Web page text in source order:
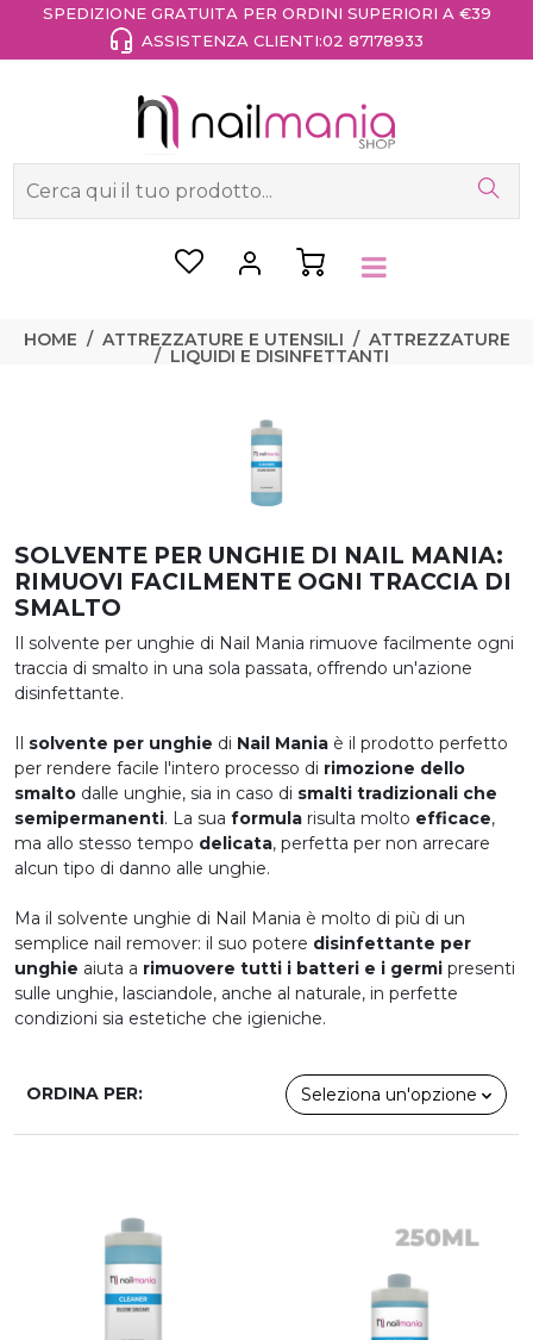
SPEDIZIONE GRATUITA PER ORDINI SUPERIORI A €39
ASSISTENZA CLIENTI:02 87178933
HOME ATTREZZATURE E UTENSILI ATTREZZATURE
LIQUIDI E DISINFETTANTI
SOLVENTE PER UNGHIE DI NAIL MANIA:
RIMUOVI FACILMENTE OGNI TRACCIA DI
SMALTO
Il solvente per unghie di Nail Mania rimuove facilmente ogni
traccia di smalto in una sola passata, offrendo un'azione
disinfettante.
Il solvente per unghie di Nail Mania è il prodotto perfetto
per rendere facile l'intero processo di rimozione dello
smalto dalle unghie, sia in caso di smalti tradizionali che
semipermanenti. La sua formula risulta molto efficace,
ma allo stesso tempo delicata, perfetta per non arrecare
alcun tipo di danno alle unghie.
Ma il solvente unghie di Nail Mania è molto di più di un
semplice nail remover: il suo potere disinfettante per
unghie aiuta a rimuovere tutti i batteri e i germi presenti
sulle unghie, lasciandole, anche al naturale, in perfette
condizioni sia estetiche che igieniche.
ORDINA PER: Seleziona un'opzione